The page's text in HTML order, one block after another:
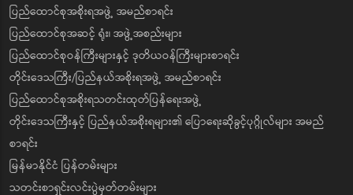
ပြည်ထောင်စုအစိုးရအဖွဲ့ အမည်စာရင်း
ပြည်ထောင်စုအဆင့် ရုံး၊ အဖွဲ့အစည်းများ
ပြည်ထောင်စုဝန်ကြီးများနှင့် ဒုတိယဝန်ကြီးများစာရင်း
တိုင်းဒေသကြီး/ပြည်နယ်အစိုးရအဖွဲ့ အမည်စာရင်း
ပြည်ထောင်စုအစိုးရသတင်းထုတ်ပြန်ရေးအဖွဲ့
တိုင်းဒေသကြီးနှင့် ပြည်နယ်အစိုးရများ၏ ပြောရေးဆိုခွင့်ပုဂ္ဂိုလ်များ အမည်
စာရင်း
မြန်မာနိုင်ငံ ပြန်တမ်းများ
သတင်းစာရှင်းလင်းပွဲမှတ်တမ်းများ